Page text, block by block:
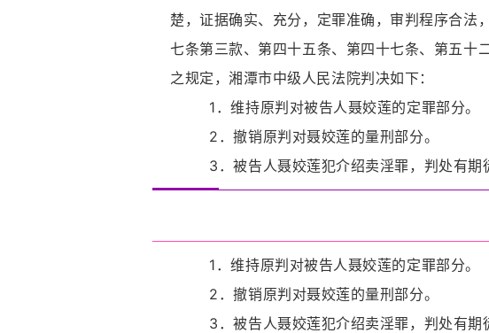
楚，证据确实、充分，定罪准确，审判程序合法
七条第三款、第四十五条、第四十七条、第五十
之规定，湘潭市中级人民法院判决如下：
1．维持原判对被告人聂姣莲的定罪部分。
2．撤销原判对聂姣莲的量刑部分。
3．被告人聂姣莲犯介绍卖淫罪，判处有期徒
1．维持原判对被告人聂姣莲的定罪部分。
2．撤销原判对聂姣莲的量刑部分。
3．被告人聂姣莲犯介绍卖淫罪，判处有期徒